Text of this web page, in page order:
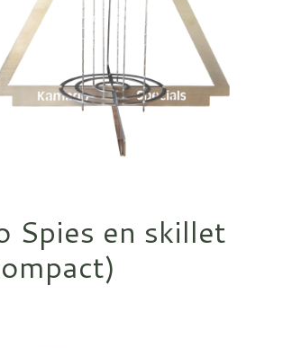
Spies en skillet